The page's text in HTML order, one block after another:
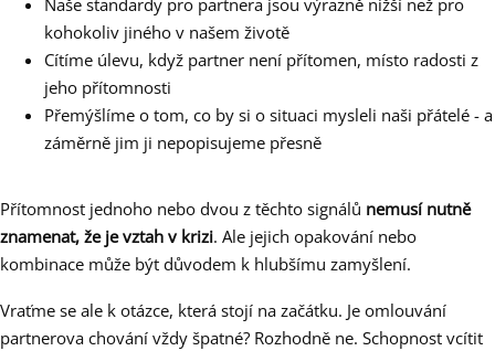
Naše standardy pro partnera jsou výrazně nižší než pro
kohokoliv jiného v našem životě
Cítíme úlevu, když partner není přítomen, místo radosti z
jeho přítomnosti
Přemýšlíme o tom, co by si o situaci mysleli naši přátelé - a
záměrně jim ji nepopisujeme přesně
Přítomnost jednoho nebo dvou z těchto signálů nemusí nutně
znamenat, že je vztah v krizi. Ale jejich opakování nebo
kombinace může být důvodem k hlubšímu zamyšlení.
Vraťme se ale k otázce, která stojí na začátku. Je omlouvání
partnerova chování vždy špatné? Rozhodně ne. Schopnost vcítit